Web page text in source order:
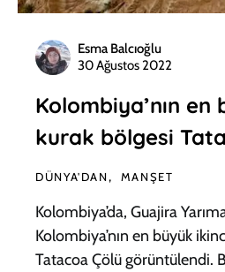
Esma Balcıoğlu
30 Ağustos 2022
Kolombiya’nın en
kurak bölgesi
DÜNYA'DAN MANŞET
Kolombiya’da, Guajira
Kolombiya’nın en büyük
Tatacoa Çölü görüntülendi.